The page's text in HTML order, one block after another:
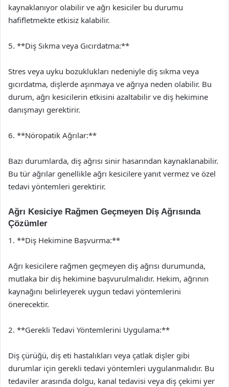
kaynaklanıyor olabilir ve ağrı kesiciler bu durumu
hafifletmekte etkisiz kalabilir.
5. **Diş Sıkma veya Gıcırdatma:**
Stres veya uyku bozuklukları nedeniyle diş sıkma veya
gıcırdatma, dişlerde aşınmaya ve ağrıya neden olabilir. Bu
durum, ağrı kesicilerin etkisini azaltabilir ve diş hekimine
danışmayı gerektirir.
6. **Nöropatik Ağrılar:**
Bazı durumlarda, diş ağrısı sinir hasarından kaynaklanabilir.
Bu tür ağrılar genellikle ağrı kesicilere yanıt vermez ve özel
tedavi yöntemleri gerektirir.
Ağrı Kesiciye Rağmen Geçmeyen Diş Ağrısında
Çözümler
1. **Diş Hekimine Başvurma:**
Ağrı kesicilere rağmen geçmeyen diş ağrısı durumunda,
mutlaka bir diş hekimine başvurulmalıdır. Hekim, ağrının
kaynağını belirleyerek uygun tedavi yöntemlerini
önerecektir.
2. **Gerekli Tedavi Yöntemlerini Uygulama:**
Diş çürüğü, diş eti hastalıkları veya çatlak dişler gibi
durumlar için gerekli tedavi yöntemleri uygulanmalıdır. Bu
tedaviler arasında dolgu, kanal tedavisi veya diş çekimi yer